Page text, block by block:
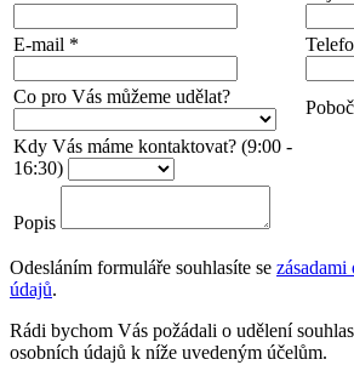
E-mail *
Co pro Vás můžeme udělat?
Kdy Vás máme kontaktovat? (9:00 -
16:30)
Popis
Odesláním formuláře souhlasíte se zásadami
údajů.
Rádi bychom Vás požádali o udělení
osobních údajů k níže uvedeným účelům.